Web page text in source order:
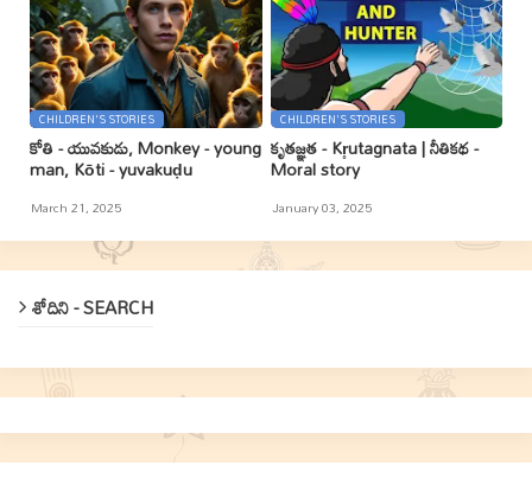
CHILDREN'S STORIES
కోతి - యువకుడు, Monkey - young
man, Kōti - yuvakuḍu
March 21, 2025
CHILDREN'S STORIES
కృతజ్ఞత - Kr̥utagnata | నీతికథ -
Moral story
January 03, 2025
శోదిని - SEARCH